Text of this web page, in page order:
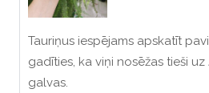
Tauriņus iespējams apskatīt
gadīties, ka viņi nosēžas tieši
galvas.